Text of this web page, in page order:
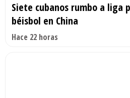
Siete cubanos rumbo a liga
béisbol en China
Hace 22 horas